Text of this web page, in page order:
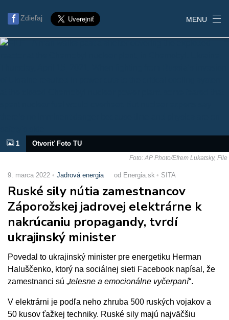
Zdieľaj MENU
1 Otvoriť Foto TU
Foto: AP Photo/Efrem Lukatsky, File
9. marca 2022 Jadrová energia od Energia.sk SITA
Ruské sily nútia zamestnancov
Záporožskej jadrovej elektrárne k
nakrúcaniu propagandy, tvrdí
ukrajinský minister
Povedal to ukrajinský minister pre energetiku Herman
Haluščenko, ktorý na sociálnej sieti Facebook napísal, že
zamestnanci sú „telesne a emocionálne vyčerpaní“.
V elektrárni je podľa neho zhruba 500 ruských vojakov a
50 kusov ťažkej techniky. Ruské sily majú najväčšiu